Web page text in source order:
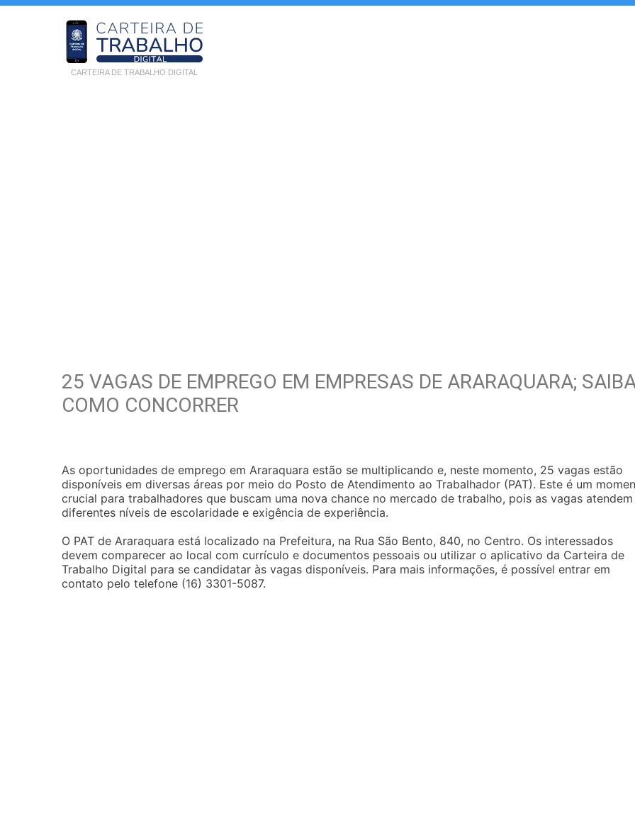
CARTEIRA DE TRABALHO DIGITAL
25 VAGAS DE EMPREGO EM EMPRESAS DE ARARAQUARA;
COMO CONCORRER
As oportunidades de emprego em Araraquara estão se multiplicando e, neste momento, 25 vagas estão
disponíveis em diversas áreas por meio do Posto de Atendimento ao Trabalhador (PAT). Este é um
crucial para trabalhadores que buscam uma nova chance no mercado de trabalho, pois as vagas
diferentes níveis de escolaridade e exigência de experiência.
O PAT de Araraquara está localizado na Prefeitura, na Rua São Bento, 840, no Centro. Os interessados
devem comparecer ao local com currículo e documentos pessoais ou utilizar o aplicativo da Carteira de
Trabalho Digital para se candidatar às vagas disponíveis. Para mais informações, é possível entrar em
contato pelo telefone (16) 3301-5087.